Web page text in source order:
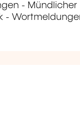
- Mündlicher
-